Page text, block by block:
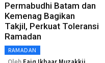
Permabudhi Batam dan
Kemenag Bagikan
Takjil, Perkuat Toleransi
Ramadan
RAMADAN